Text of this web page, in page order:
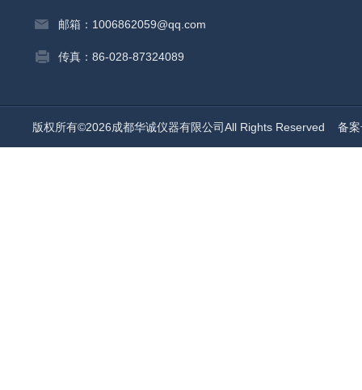
邮箱：1006862059@qq.com
传真：86-028-87324089
版权所有©2026成都华诚仪器有限公司All Rights Reserved 备